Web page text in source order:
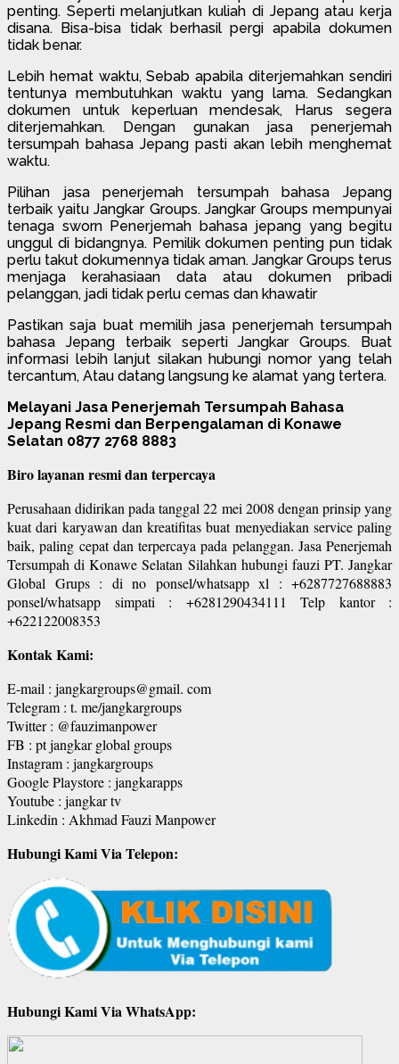
penting. Seperti melanjutkan kuliah di Jepang atau kerja
disana. Bisa-bisa tidak berhasil pergi apabila dokumen
tidak benar.
Lebih hemat waktu, Sebab apabila diterjemahkan sendiri
tentunya membutuhkan waktu yang lama. Sedangkan
dokumen untuk keperluan mendesak, Harus segera
diterjemahkan. Dengan gunakan jasa penerjemah
tersumpah bahasa Jepang pasti akan lebih menghemat
waktu.
Pilihan jasa penerjemah tersumpah bahasa Jepang
terbaik yaitu Jangkar Groups. Jangkar Groups mempunyai
tenaga sworn Penerjemah bahasa jepang yang begitu
unggul di bidangnya. Pemilik dokumen penting pun tidak
perlu takut dokumennya tidak aman. Jangkar Groups terus
menjaga kerahasiaan data atau dokumen pribadi
pelanggan, jadi tidak perlu cemas dan khawatir
Pastikan saja buat memilih jasa penerjemah tersumpah
bahasa Jepang terbaik seperti Jangkar Groups. Buat
informasi lebih lanjut silakan hubungi nomor yang telah
tercantum, Atau datang langsung ke alamat yang tertera.
Melayani Jasa Penerjemah Tersumpah Bahasa
Jepang Resmi dan Berpengalaman di Konawe
Selatan 0877 2768 8883
Biro layanan resmi dan terpercaya
Perusahaan didirikan pada tanggal 22 mei 2008 dengan prinsip yang
kuat dari karyawan dan kreatifitas buat menyediakan service paling
baik, paling cepat dan terpercaya pada pelanggan. Jasa Penerjemah
Tersumpah di Konawe Selatan Silahkan hubungi fauzi PT. Jangkar
Global Grups : di no ponsel/whatsapp xl : +6287727688883
ponsel/whatsapp simpati : +6281290434111 Telp kantor :
+622122008353
Kontak Kami:
E-mail : jangkargroups@gmail. com
Telegram : t. me/jangkargroups
Twitter : @fauzimanpower
FB : pt jangkar global groups
Instagram : jangkargroups
Google Playstore : jangkarapps
Youtube : jangkar tv
Linkedin : Akhmad Fauzi Manpower
Hubungi Kami Via Telepon:
Hubungi Kami Via WhatsApp: